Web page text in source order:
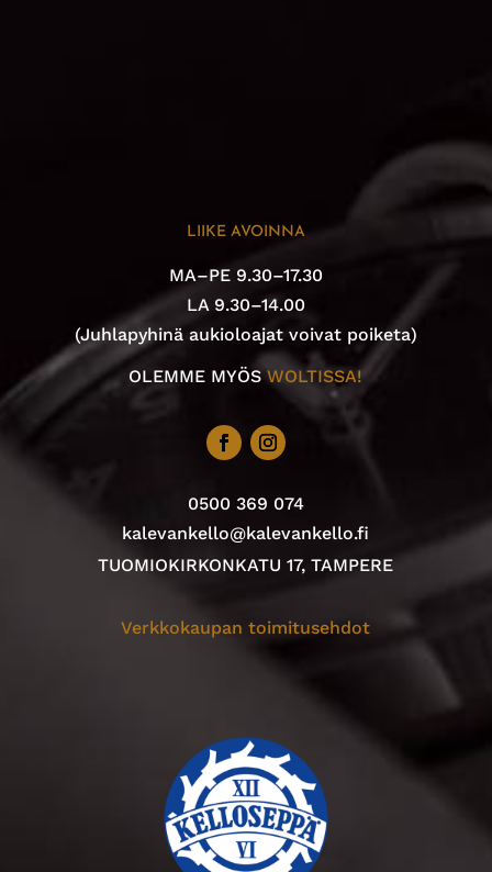
LIIKE AVOINNA
MA–PE 9.30–17.30
LA 9.30–14.00
(Juhlapyhinä aukioloajat voivat poiketa)
OLEMME MYÖSWOLTISSA!
0500 369 074
kalevankello@kalevankello.fi
TUOMIOKIRKONKATU 17, TAMPERE
Verkkokaupan toimitusehdot